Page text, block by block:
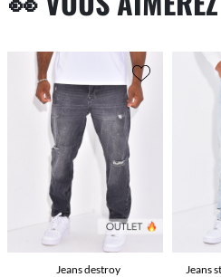
Jeans destroy
Jeans